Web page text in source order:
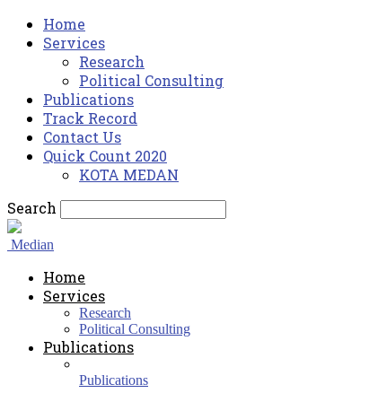
Home
Services
Research
Political Consulting
Publications
Track Record
Contact Us
Quick Count 2020
KOTA MEDAN
Search
Median
Home
Services
Research
Political Consulting
Publications
Publications